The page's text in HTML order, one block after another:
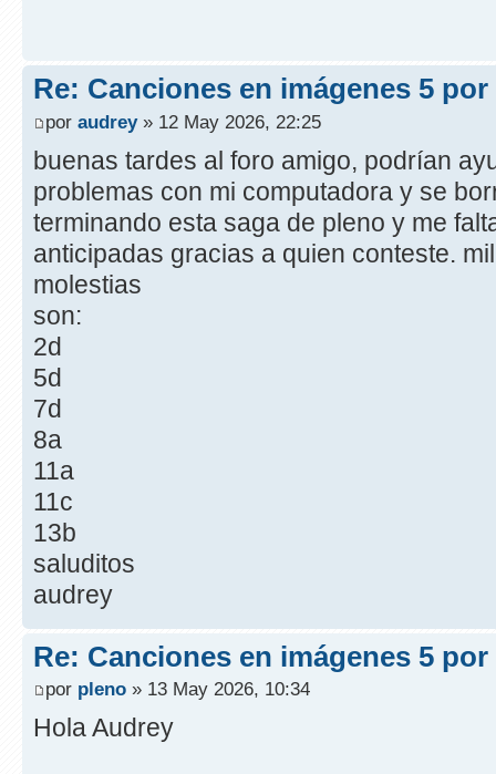
Re: Canciones en imágenes 5
por audrey» 12 May 2026, 22:25
buenas tardes al foro amigo, podrían
problemas con mi computadora y se
terminando esta saga de pleno y me
anticipadas gracias a quien conteste.
molestias
son:
2d
5d
7d
8a
11a
11c
13b
saluditos
audrey
Re: Canciones en imágenes 5
por pleno » 13 May 2026, 10:34
Hola Audrey